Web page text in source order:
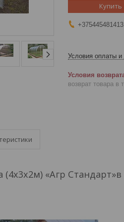
Купить
+375445481413
Условия оплаты и
возврат товара в
(4х3х2м) «Агр